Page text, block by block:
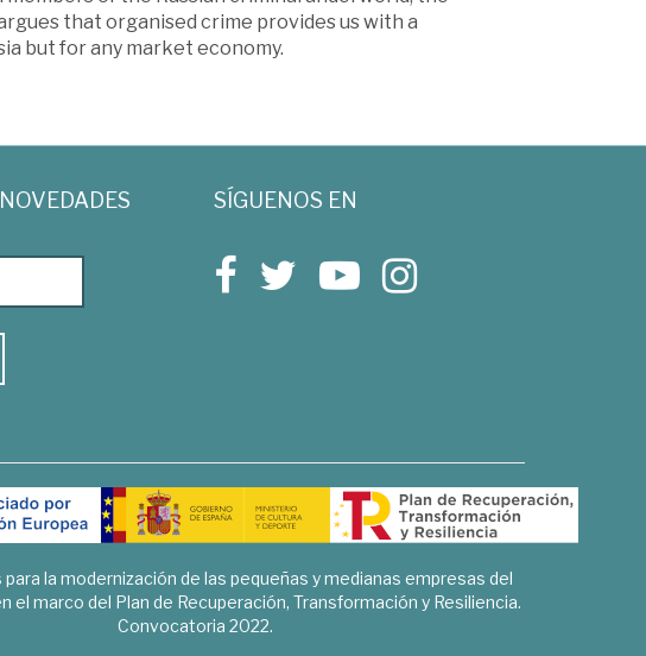
that organised crime provides us with a
but for any market economy.
SÍGUENOS EN
para la modernización de las pequeñas y medianas empresas del
el marco del Plan de Recuperación, Transformación y Resiliencia.
Convocatoria 2022.